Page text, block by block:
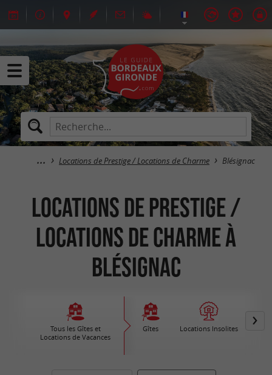
Locations de Prestige / Locations de Charme Blésignac
Locations de Prestige /
Locations de Charme à
Blésignac
Tous les Gîtes et
Locations de Vacances
Gîtes Locations Insolites